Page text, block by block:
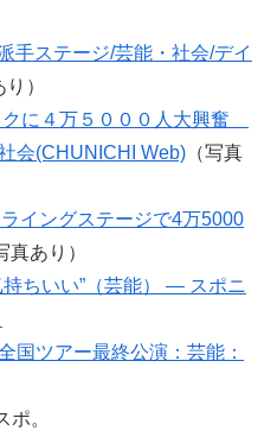
手ステージ/芸能・社会/デイ
り）
クに４万５０００人大興奮
会(CHUNICHI Web) （写真
イングステージで4万5000
真あり）
ちいい”（芸能） ― スポニ
ツアー最終公演：芸能：
。